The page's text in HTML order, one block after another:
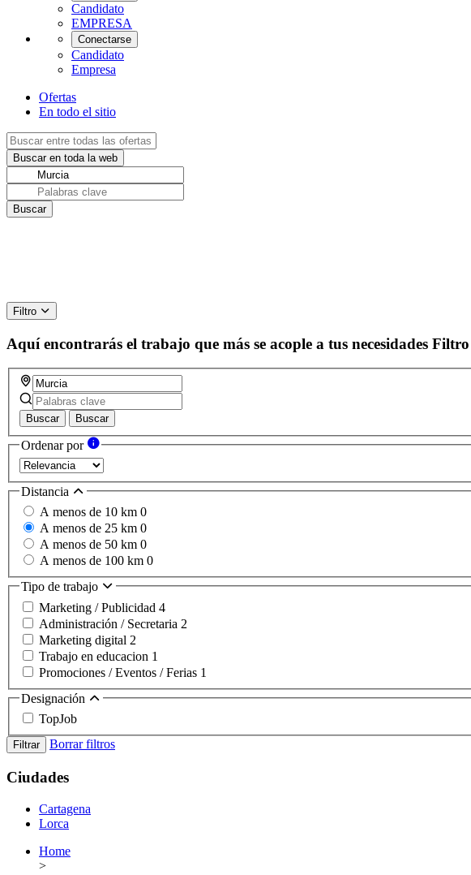
Candidato
EMPRESA
Conectarse
Candidato
Empresa
Ofertas
En todo el sitio
Filtro
Aquí encontrarás el trabajo que más se acople a tus necesidades Filtro
Buscar Buscar
Ordenar por
Distancia
A menos de 10 km 0
A menos de 25 km 0
A menos de 50 km 0
A menos de 100 km 0
Tipo de trabajo
Marketing / Publicidad 4
Administración / Secretaria 2
Marketing digital 2
Trabajo en educacion 1
Promociones / Eventos / Ferias 1
Designación
TopJob
Filtrar Borrar filtros
Ciudades
Cartagena
Lorca
Home
>